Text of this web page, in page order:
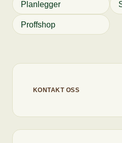
Planlegger
Proffshop
KONTAKT OSS